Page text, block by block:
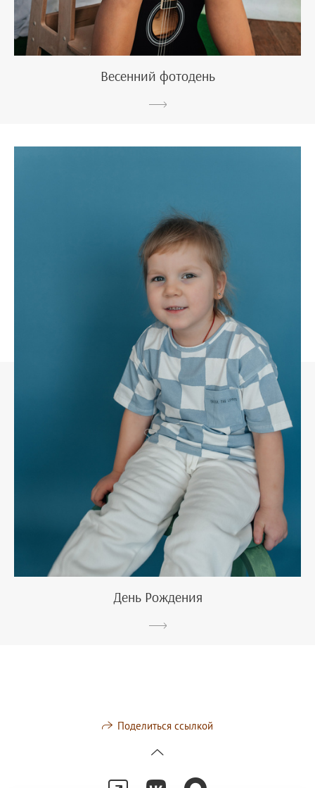
Весенний фотодень
День Рождения
Поделиться ссылкой